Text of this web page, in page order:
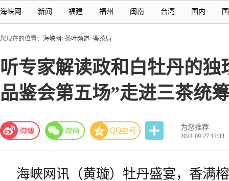
海峡网 新闻 福建 福州 闽南 台湾 国内
您现在的位置： 海峡网>茶叶频道>鉴茶局
听专家解读政和白牡丹的独
品鉴会第五场”走进三茶统
为您推荐
2024-09-27 17:33
海峡网 讯（黄璇）牡丹盛宴，香满